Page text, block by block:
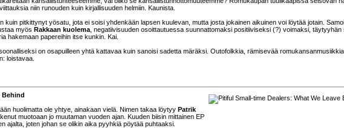
niin runouden kuin kirjallisuuden helmiin. Kaunista.
kuin pitkittynyt yösatu, jota ei soisi yhdenkään lapsen kuulevan, mutta josta jokainen aikuinen voi löytää jotain.
myös Rakkaan kuolema , negatiivisuuden osoittautuessa suunnattomaksi positiiviseksi (?) voimaksi, täytyyhän
hakemaan papereihin itse kunkin. Kai.
on osapuilleen yhtä kattavaa kuin sanoisi sadetta märäksi. Outofolkkia, rämisevää romukansanmusiikkia,
loistavaa.
Behind
huolimatta ole yhtye, ainakaan vielä. Nimen takaa löytyy Patrik
muotoaan jo muutaman vuoden ajan. Kuuden biisin mittainen EP
ajalta, joten johan se olikin aika pyyhkiä pöytää puhtaaksi.